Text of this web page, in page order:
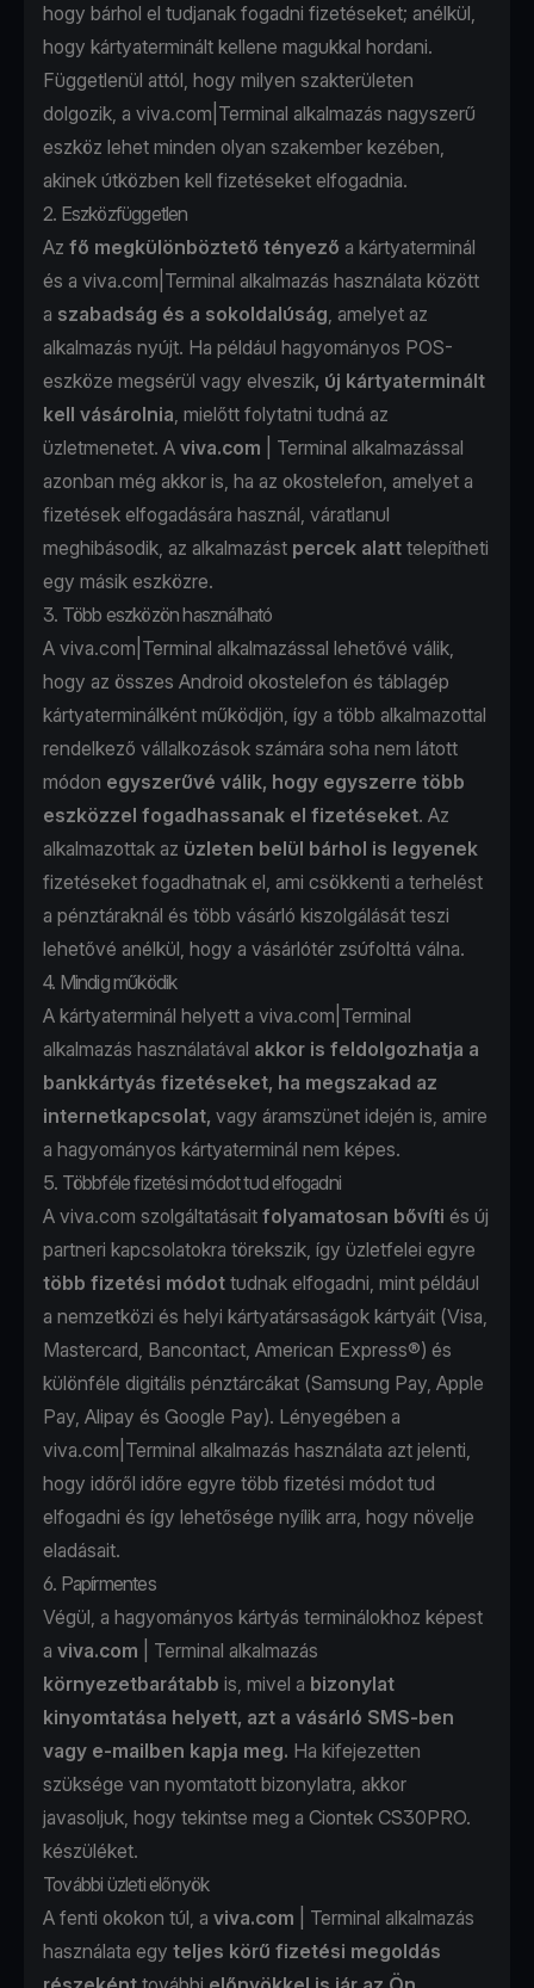
hogy bárhol el tudjanak fogadni fizetéseket; anélkül,
hogy kártyaterminált kellene magukkal hordani.
Függetlenül attól, hogy milyen szakterületen
dolgozik, a viva.com|Terminal alkalmazás nagyszerű
eszköz lehet minden olyan szakember kezében,
akinek útközben kell fizetéseket elfogadnia.
2. Eszközfüggetlen
Az fő megkülönböztető tényező a kártyaterminál
és a viva.com|Terminal alkalmazás használata között
a szabadság és a sokoldalúság, amelyet az
alkalmazás nyújt. Ha például hagyományos POS-
eszköze megsérül vagy elveszik, új kártyaterminált
kell vásárolnia, mielőtt folytatni tudná az
üzletmenetet. A viva.com | Terminal alkalmazással
azonban még akkor is, ha az okostelefon, amelyet a
fizetések elfogadására használ, váratlanul
meghibásodik, az alkalmazást percek alatt telepítheti
egy másik eszközre.
3. Több eszközön használható
A viva.com|Terminal alkalmazással lehetővé válik,
hogy az összes Android okostelefon és táblagép
kártyaterminálként működjön, így a több alkalmazottal
rendelkező vállalkozások számára soha nem látott
módon egyszerűvé válik, hogy egyszerre több
eszközzel fogadhassanak el fizetéseket. Az
alkalmazottak az üzleten belül bárhol is legyenek
fizetéseket fogadhatnak el, ami csökkenti a terhelést
a pénztáraknál és több vásárló kiszolgálását teszi
lehetővé anélkül, hogy a vásárlótér zsúfolttá válna.
4. Mindig működik
A kártyaterminál helyett a viva.com|Terminal
alkalmazás használatával akkor is feldolgozhatja a
bankkártyás fizetéseket, ha megszakad az
internetkapcsolat, vagy áramszünet idején is, amire
a hagyományos kártyaterminál nem képes.
5. Többféle fizetési módot tud elfogadni
A viva.com szolgáltatásait folyamatosan bővíti és új
partneri kapcsolatokra törekszik, így üzletfelei egyre
több fizetési módot tudnak elfogadni, mint például
a nemzetközi és helyi kártyatársaságok kártyáit (Visa,
Mastercard, Bancontact, American Express®) és
különféle digitális pénztárcákat (Samsung Pay, Apple
Pay, Alipay és Google Pay). Lényegében a
viva.com|Terminal alkalmazás használata azt jelenti,
hogy időről időre egyre több fizetési módot tud
elfogadni és így lehetősége nyílik arra, hogy növelje
eladásait.
6. Papírmentes
Végül, a hagyományos kártyás terminálokhoz képest
a viva.com | Terminal alkalmazás
környezetbarátabb is, mivel a bizonylat
kinyomtatása helyett, azt a vásárló SMS-ben
vagy e-mailben kapja meg. Ha kifejezetten
szüksége van nyomtatott bizonylatra, akkor
javasoljuk, hogy tekintse meg a Ciontek CS30PRO.
készüléket.
További üzleti előnyök
A fenti okokon túl, a viva.com | Terminal alkalmazás
használata egy teljes körű fizetési megoldás